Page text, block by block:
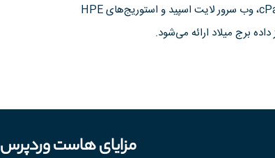
عامل CloudLinux، کنترل پنل محبوب cPanel، وب سرور لایت اسپید و استوریج‌های HPE
برج میلاد ارائه می‌شود.
مزایای هاست وردپرس